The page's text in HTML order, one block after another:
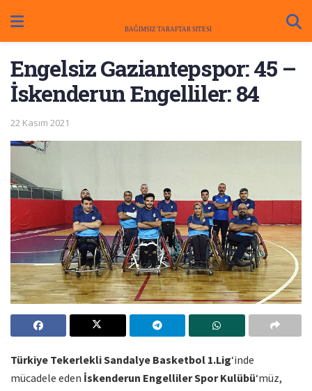
Engelsiz Gaziantepspor: 45 –
İskenderun Engelliler: 84
22 Kasım 2021
Türkiye Tekerlekli Sandalye Basketbol 1.Lig‘inde
mücadele eden İskenderun Engelliler Spor Kulübü‘müz,